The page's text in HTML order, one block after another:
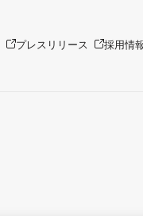
プレスリリース 採用情